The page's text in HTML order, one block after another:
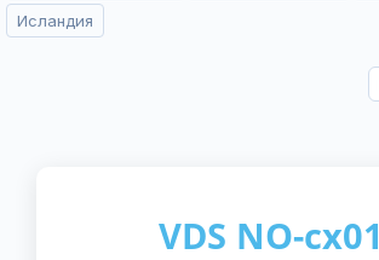
Исландия
VDS NO-cx01